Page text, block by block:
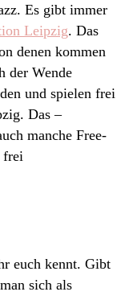
Es gibt immer
Leipzig. Das
denen kommen
der Wende
und spielen frei
Das –
manche Free-
frei
euch kennt. Gibt
sich als